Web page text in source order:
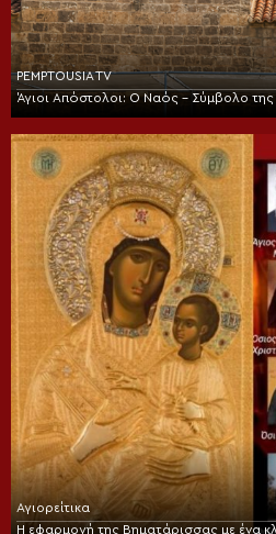
PEMPTOUSIA TV
Άγιοι Απόστολοι: Ο Ναός – Σύμβολο
Αγιορείτικα
Η εφαρμογή της Βηματάρισσας με ένα